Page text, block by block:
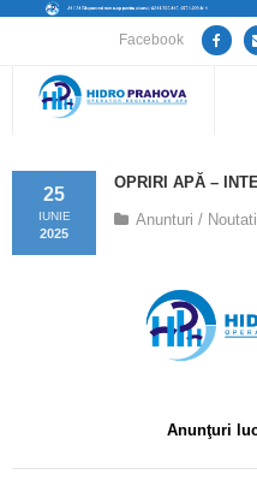
Facebook
Despre noi
Guvernanță Corporativă
OPRIRI APĂ –
25
IUNIE
2025
Anunturi / Noutati
Anunţuri